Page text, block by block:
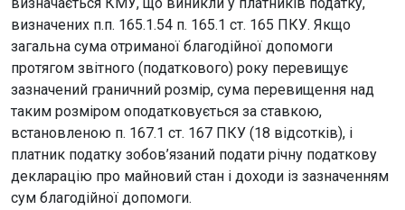
визначених п.п. 165.1.54 п. 165.1 ст. 165 ПКУ. Якщо
загальна сума отриманої благодійної допомоги
протягом звітного (податкового) року перевищує
зазначений граничний розмір, сума перевищення над
таким розміром оподатковується за ставкою,
встановленою п. 167.1 ст. 167 ПКУ (18 відсотків), і
платник податку зобов’язаний подати річну податкову
декларацію про майновий стан і доходи із зазначенням
сум благодійної допомоги.